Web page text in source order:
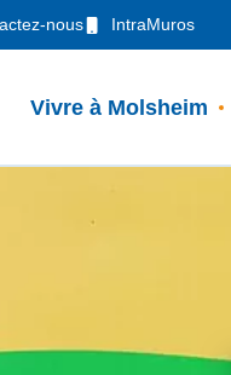
nous IntraMuros
Vivre à Molsheim